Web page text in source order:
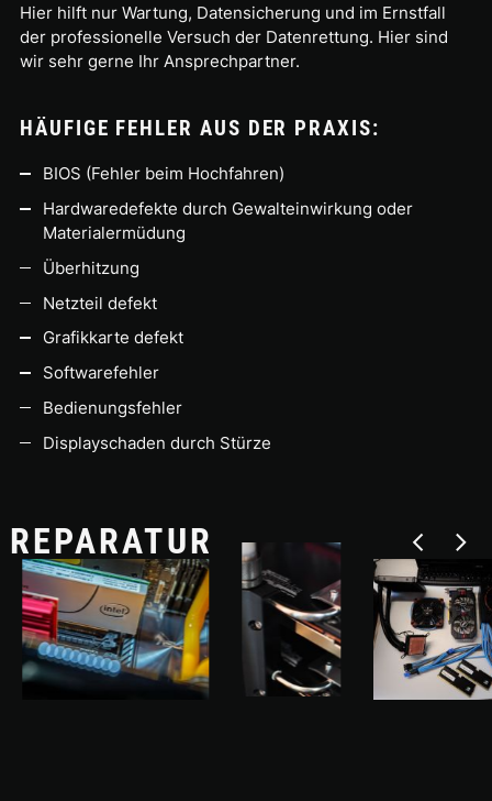
Hier hilft nur Wartung, Datensicherung und im Ernstfall
der professionelle Versuch der Datenrettung. Hier sind
wir sehr gerne Ihr Ansprechpartner.
HÄUFIGE FEHLER AUS DER PRAXIS:
BIOS (Fehler beim Hochfahren)
Hardwaredefekte durch Gewalteinwirkung oder
Materialermüdung
Überhitzung
Netzteil defekt
Grafikkarte defekt
Softwarefehler
Bedienungsfehler
Displayschaden durch Stürze
REPARATUR